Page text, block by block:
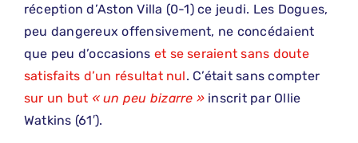
réception d’Aston Villa (0-1) ce jeudi. Les Dogues,
peu dangereux offensivement, ne concédaient
que peu d’occasions et se seraient sans doute
satisfaits d’un résultat nul. C’était sans compter
sur un but « un peu bizarre »inscrit par Ollie
Watkins (61′).